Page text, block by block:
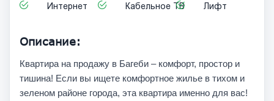
Интернет Кабельное ТВ Лифт
Описание:
Квартира на продажу в Багеби – комфорт, простор и
тишина! Если вы ищете комфортное жилье в тихом и
зеленом районе города, эта квартира именно для вас!